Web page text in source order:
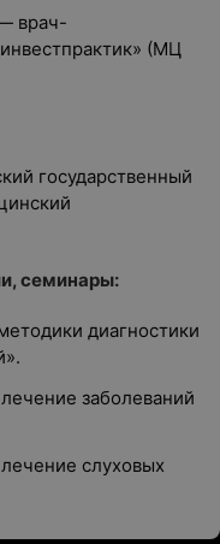
врач-
(МЦ
государственный
семинары:
диагностики
заболеваний
слуховых